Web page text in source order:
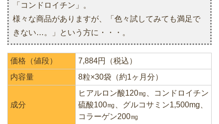
「コンドロイチン」。
様々な商品がありますが、「色々試してみても満足で
きない…。」という方に・・・。
価格（値段）
7,884円（税込）
内容量
8粒×30袋（約1ヶ月分）
成分
ヒアルロン酸120㎎、コンドロイチン
硫酸100㎎、グルコサミン1,500mg、
コラーゲン200㎎